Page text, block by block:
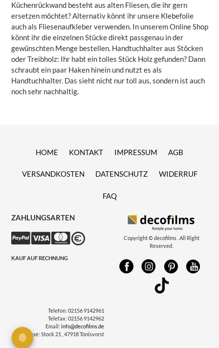
Küchenrückwand besteht aus alten Fliesen, die ihr gern
ersetzen möchtet? Alternativ könnt ihr unsere Klebefolie
auch als Fliesenaufkleber verwenden. In unserem Online Shop
könnt ihr die einzelnen Stücke direkt passgenau in der
gewünschten Menge bestellen. Handtuchhalter aus Stöcken
oder Treibholz: Ihr habt ein tolles Stück Holz gefunden? Dann
schraubt ein paar Haken hinein und nutzt es als
Handtuchhalter. Das sieht nicht nur toll aus, sondern ist auch
noch sehr nachhaltig.
HOME KONTAKT IMPRESSUM AGB
VERSANDKOSTEN DATENSCHUTZ WIDERRUF
FAQ
ZAHLUNGSARTEN
KAUF AUF RECHNUNG
Copyright © decofilms . All Right
Reserved.
Telefon: 02156 9142961
Telefax: 02156 9142962
Email: info@decofilms.de
Adresse: Stock 21 , 47918 Tönisvorst